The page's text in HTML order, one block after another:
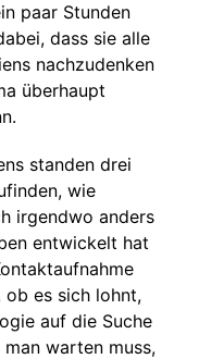
paar Stunden
dass sie alle
nachzudenken
überhaupt
standen drei
wie
irgendwo anders
entwickelt hat
ob es sich lohnt,
auf die Suche
warten muss,